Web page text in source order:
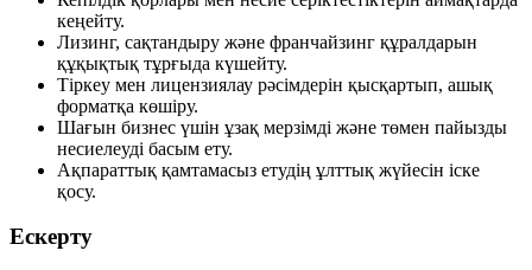
кеңейту.
Лизинг, сақтандыру және франчайзинг құралдарын
құқықтық тұрғыда күшейту.
Тіркеу мен лицензиялау рәсімдерін қысқартып, ашық
форматқа көшіру.
Шағын бизнес үшін ұзақ мерзімді және төмен пайызды
несиелеуді басым ету.
Ақпараттық қамтамасыз етудің ұлттық жүйесін іске
қосу.
Ескерту